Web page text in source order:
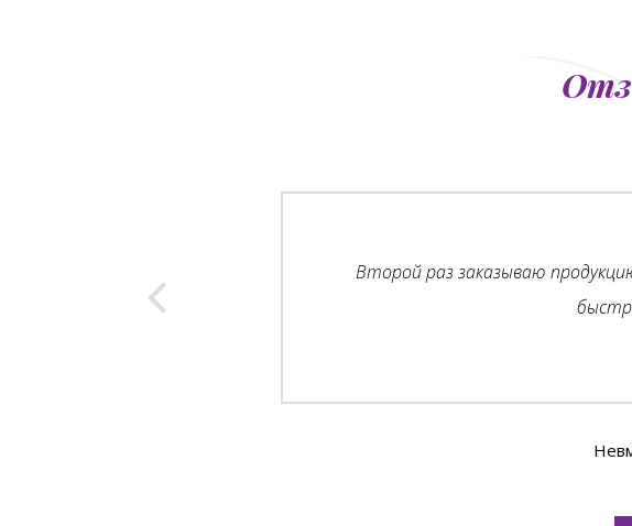
Второй раз заказываю